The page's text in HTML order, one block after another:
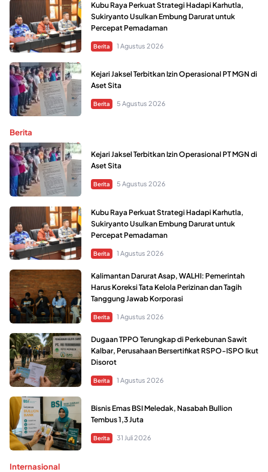
Kubu Raya Perkuat Strategi Hadapi Karhutla,
Sukiryanto Usulkan Embung Darurat untuk
Percepat Pemadaman
Berita 1 Agustus 2026
Kejari Jaksel Terbitkan Izin Operasional PT MGN di
Aset Sita
Berita 5 Agustus 2026
Berita
Kejari Jaksel Terbitkan Izin Operasional PT MGN di
Aset Sita
Berita 5 Agustus 2026
Kubu Raya Perkuat Strategi Hadapi Karhutla,
Sukiryanto Usulkan Embung Darurat untuk
Percepat Pemadaman
Berita 1 Agustus 2026
Kalimantan Darurat Asap, WALHI: Pemerintah
Harus Koreksi Tata Kelola Perizinan dan Tagih
Tanggung Jawab Korporasi
Berita 1 Agustus 2026
Dugaan TPPO Terungkap di Perkebunan Sawit
Kalbar, Perusahaan Bersertifikat RSPO-ISPO Ikut
Disorot
Berita 1 Agustus 2026
Bisnis Emas BSI Meledak, Nasabah Bullion
Tembus 1,3 Juta
Berita 31 Juli 2026
Internasional